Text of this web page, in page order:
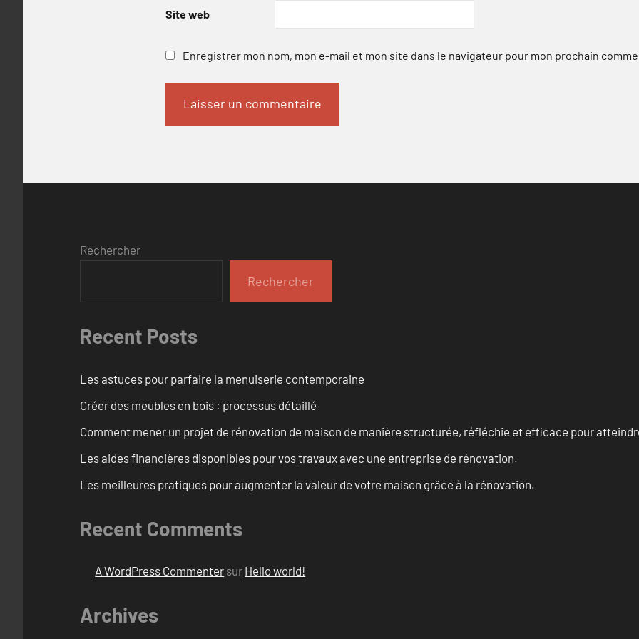
Site web
Enregistrer mon nom, mon e-mail et mon site dans le navigateur pour mon prochain
Rechercher
Rechercher
Recent Posts
Les astuces pour parfaire la menuiserie contemporaine
Créer des meubles en bois : processus détaillé
Comment mener un projet de rénovation de maison de manière structurée, réfléchie et efficace pour
Les aides financières disponibles pour vos travaux avec une entreprise de rénovation.
Les meilleures pratiques pour augmenter la valeur de votre maison grâce à la rénovation.
Recent Comments
A WordPress Commenter sur Hello world!
Archives